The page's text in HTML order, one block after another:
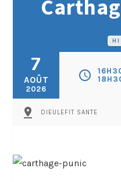
7
AOÛT
2026
schedule
pin_drop DIEULEFIT SANTE